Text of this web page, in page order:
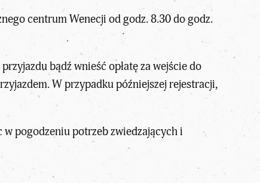
centrum Wenecji od godz. 8.30 do godz.
bądź wnieść opłatę za wejście do
W przypadku późniejszej rejestracji,
pogodzeniu potrzeb zwiedzających i